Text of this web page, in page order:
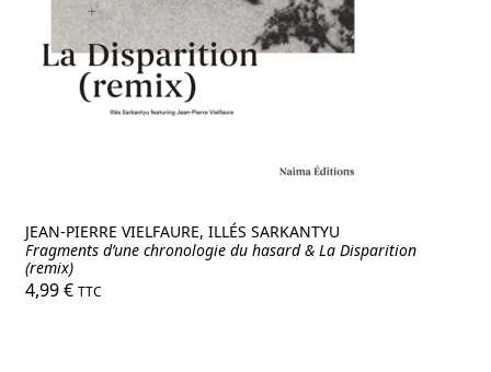
JEAN-PIERRE VIELFAURE, ILLÉS SARKANTYU
Fragments d’une chronologie du hasard & La Disparition
(remix)
4,99€ TTC